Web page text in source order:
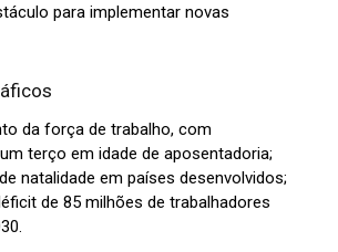
para implementar novas
da força de trabalho, com
terço em idade de aposentadoria;
em países desenvolvidos;
de 85 milhões de trabalhadores